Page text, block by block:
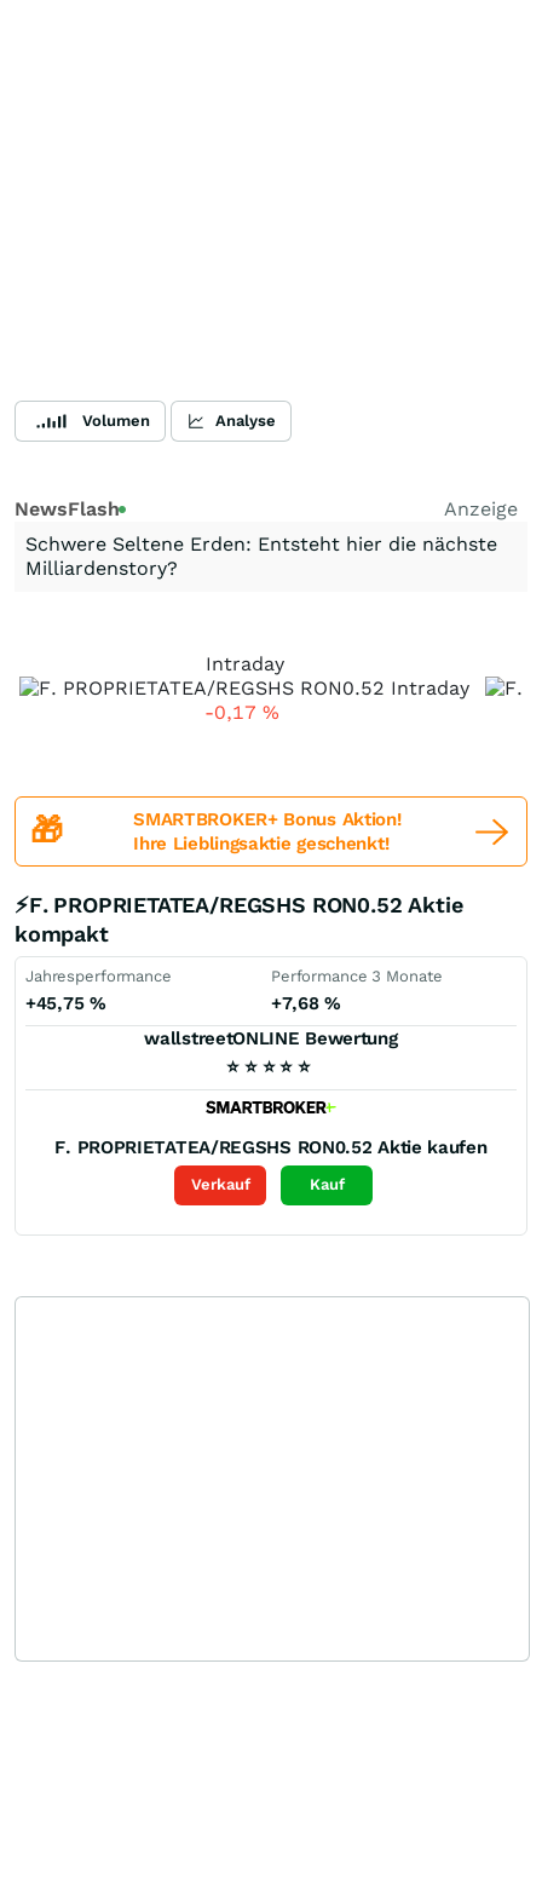
Volumen Analyse
NewsFlash
Anzeige
Schwere Seltene Erden: Entsteht hier die nächste
Milliardenstory?
Intraday
-0,17 %
🎁
SMARTBROKER+ Bonus Aktion!
Ihre Lieblingsaktie geschenkt!
⚡F. PROPRIETATEA/REGSHS RON0.52 Aktie
kompakt
Jahresperformance
+45,75 %
Performance 3 Monate
+7,68%
wallstreetONLINE Bewertung
⭐ ⭐ ⭐ ⭐ ⭐
F. PROPRIETATEA/REGSHS RON0.52 Aktie kaufen
Verkauf Kauf